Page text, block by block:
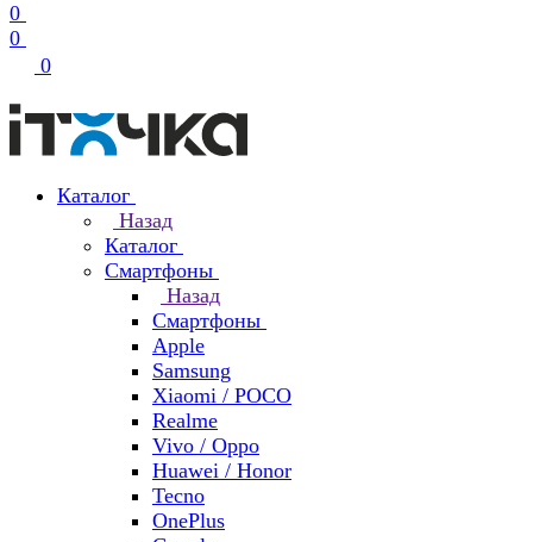
0
0
0
Каталог
Назад
Каталог
Смартфоны
Назад
Смартфоны
Apple
Samsung
Xiaomi / POCO
Realme
Vivo / Oppo
Huawei / Honor
Tecno
OnePlus